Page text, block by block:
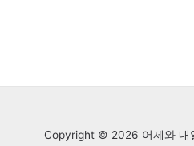
Copyright © 2026 어제와 내